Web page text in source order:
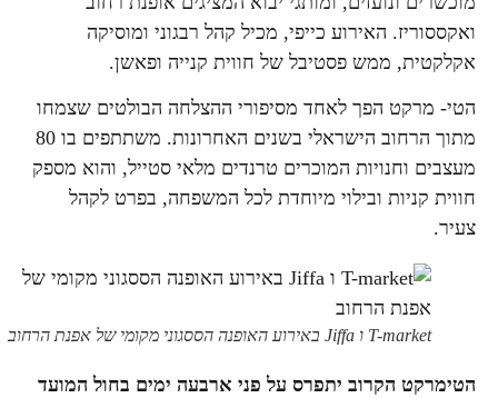
ואקססוריז. האירוע כייפי, מכיל קהל רבגוני ומוסיקה
אקלקטית, ממש פסטיבל של חווית קנייה ופאשן.
הטי- מרקט הפך לאחד מסיפורי ההצלחה הבולטים שצמחו
מתוך הרחוב הישראלי בשנים האחרונות. משתתפים בו 80
מעצבים וחנויות המוכרים טרנדים מלאי סטייל, והוא מספק
חווית קניות ובילוי מיוחדת לכל המשפחה, בפרט לקהל
צעיר.
T-market ו Jiffa באירוע האופנה הססגוני מקומי של אפנת הרחוב
הטימרקט הקרוב יתפרס על פני ארבעה ימים בחול המועד